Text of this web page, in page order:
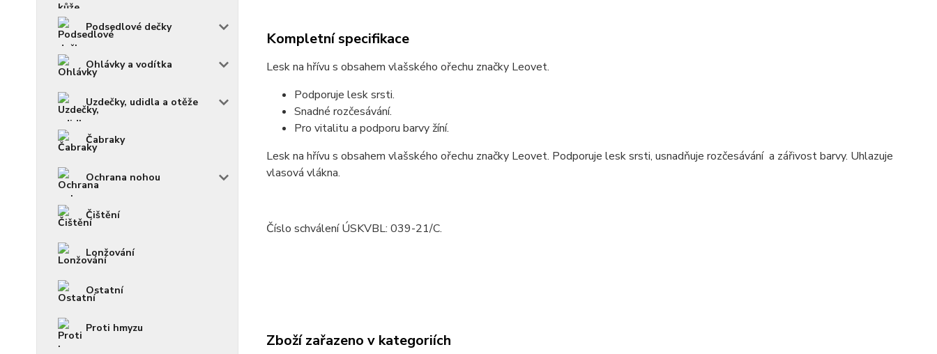
Podsedlové dečky
Ohlávky a vodítka
Uzdečky, udidla a otěže
Čabraky
Ochrana nohou
Čištění
Lonžování
Ostatní
Proti hmyzu
Kompletní specifikace
Lesk na hřívu s obsahem vlašského ořechu značky Leovet.
Podporuje lesk srsti.
Snadné rozčesávání.
Pro vitalitu a podporu barvy žíní.
Lesk na hřívu s obsahem vlašského ořechu značky Leovet. Podporuje lesk srsti, usnadňuje rozčesávání a zářivost barvy. Uhlazuje
vlasová vlákna.
Číslo schválení ÚSKVBL: 039-21/C.
Zboží zařazeno v kategoriích